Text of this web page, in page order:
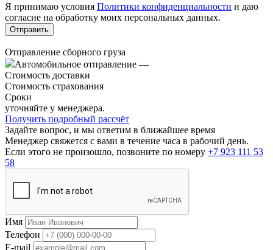
Я принимаю условия Политики конфиденциальности и даю
согласие на обработку моих персональных данных.
Отправление сборного груза
Автомобильное отправление —
Стоимость доставки
Стоимость страхования
Сроки
уточняйте у менеджера.
Получить подробный рассчёт
Задайте вопрос, и мы ответим в ближайшее время
Менеджер свяжется с вами в течение часа в рабочий день.
Если этого не произошло, позвоните по номеру +7 923 111 53
58
Имя
Телефон
E-mail